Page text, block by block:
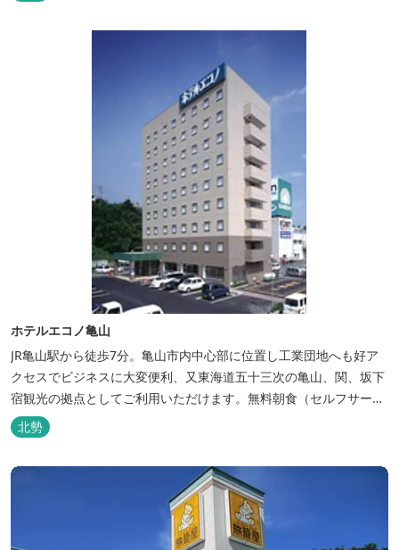
ホテルエコノ亀山
JR亀山駅から徒歩7分。亀山市内中心部に位置し工業団地へも好ア
クセスでビジネスに大変便利、又東海道五十三次の亀山、関、坂下
宿観光の拠点としてご利用いただけます。無料朝食（セルフサービ
ス）、無料駐車場付で低価格な高機能ホテルです。
北勢